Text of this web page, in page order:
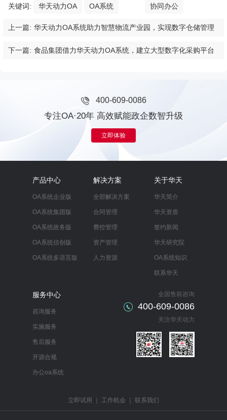
关键词: 华天动力OA OA系统 协同办公
上一篇: 华天动力OA系统助力智慧物流产业园，实现数字仓储管理
下一篇: 食品集团借力华天动力OA系统，建立大型数字化采购平台
400-609-0086
专注OA·20年 高效赋能政企数智升级
立即体验
产品中心
OA系统企业版
OA系统集团版
OA系统政务版
OA系统信创版
OA系统多语言版
解决方案
全部解决方案
合同管理
费控管理
资产管理
人力资源
关于华天
华天简介
华天资质
签约新闻
华天研究院
OA系统知识
联系华天
服务中心
咨询服务
实施服务
售后服务
开源合规
办公oa系统
全国售前咨询
400-609-0086
关注华天动力
立即试用 工作机会 联系我们